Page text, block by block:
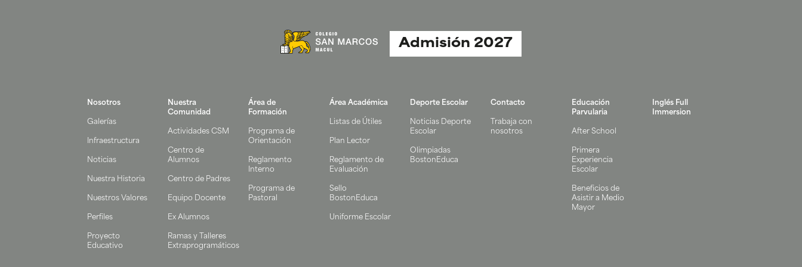
Admisión 2027
Nosotros
Galerías
Infraestructura
Noticias
Nuestra Historia
Nuestros Valores
Perfiles
Proyecto
Educativo
Nuestra
Comunidad
Actividades CSM
Centro de
Alumnos
Centro de Padres
Equipo Docente
Ex Alumnos
Ramas y Talleres
Extraprogramáticos
Área de
Formación
Programa de
Orientación
Reglamento
Interno
Programa de
Pastoral
Área Académica
Listas de Útiles
Plan Lector
Reglamento de
Evaluación
Sello
BostonEduca
Uniforme Escolar
Deporte Escolar
Noticias Deporte
Escolar
Olimpiadas
BostonEduca
Contacto
Trabaja con
nosotros
Educación
Parvularia
After School
Primera
Experiencia
Escolar
Beneficios de
Asistir a Medio
Mayor
Inglés Full
Immersion